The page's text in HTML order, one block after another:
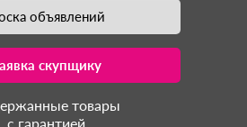
объявлений
скупщику
товары
с гарантией